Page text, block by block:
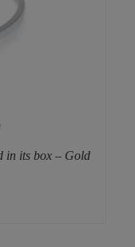
in its box – Gold